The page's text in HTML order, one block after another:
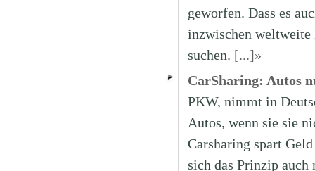
geworfen. Dass es
inzwischen weltweite
suchen. [...]»
CarSharing: Autos
PKW, nimmt in
Autos, wenn sie sie
Carsharing spart
sich das Prinzip auch